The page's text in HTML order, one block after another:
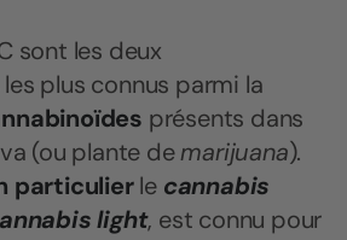
sont les deux
les plus connus parmi la
présents dans
(ou plante demarijuana).
particulierle cannabis
light, est connu pour